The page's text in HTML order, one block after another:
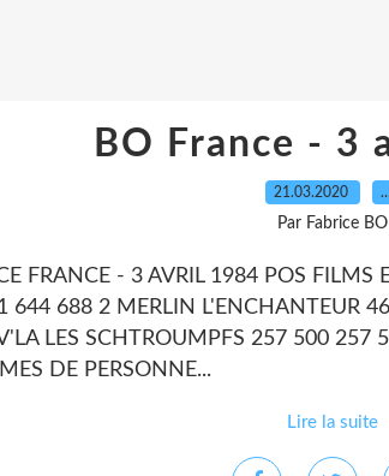
BO France - 3
21.03.2020
Par Fabrice BO
FRANCE - 3 AVRIL 1984 POS FILMS
644 688 2 MERLIN L'ENCHANTEUR
LES SCHTROUMPFS 257 500 257
DE PERSONNE...
Lire la suite